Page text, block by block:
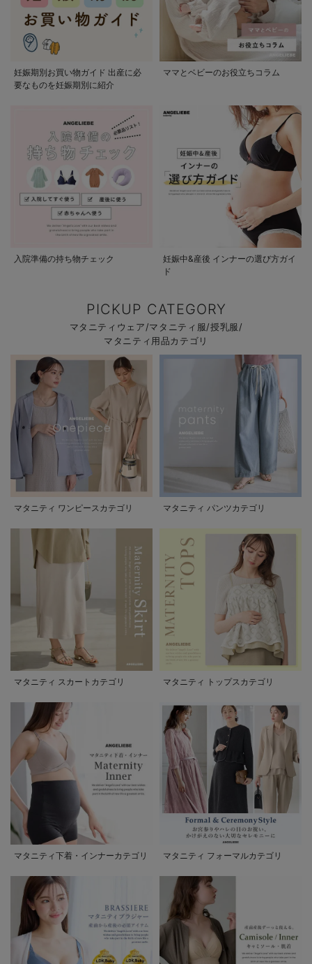
妊娠期別お買い物ガイド 出産に必
要なものを妊娠期別に紹介
ママとベビーのお役立ちコラム
入院準備の持ち物チェック
妊娠中&産後 インナーの選び方ガイ
ド
PICKUP CATEGORY
マタニティウェア/マタニティ服/授乳服/
マタニティ用品カテゴリ
マタニティ ワンピースカテゴリ マタニティ パンツカテゴリ
マタニティ スカートカテゴリ マタニティ トップスカテゴリ
マタニティ下着・インナーカテゴリ マタニティ フォーマルカテゴリ